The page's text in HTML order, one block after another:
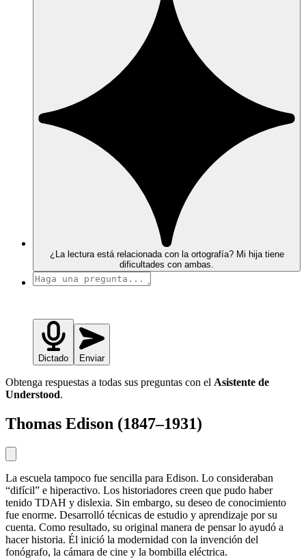
¿La lectura está relacionada con la ortografía? Mi hija tiene
dificultades con ambas.
Dictado Enviar
Obtenga respuestas a todas sus preguntas con el Asistente de
Understood.
Thomas Edison (1847–1931)
La escuela tampoco fue sencilla para Edison. Lo consideraban
“difícil” e hiperactivo. Los historiadores creen que pudo haber
tenido TDAH y dislexia. Sin embargo, su deseo de conocimiento
fue enorme. Desarrolló técnicas de estudio y aprendizaje por su
cuenta. Como resultado, su original manera de pensar lo ayudó a
hacer historia. Él inició la modernidad con la invención del
fonógrafo, la cámara de cine y la bombilla eléctrica.